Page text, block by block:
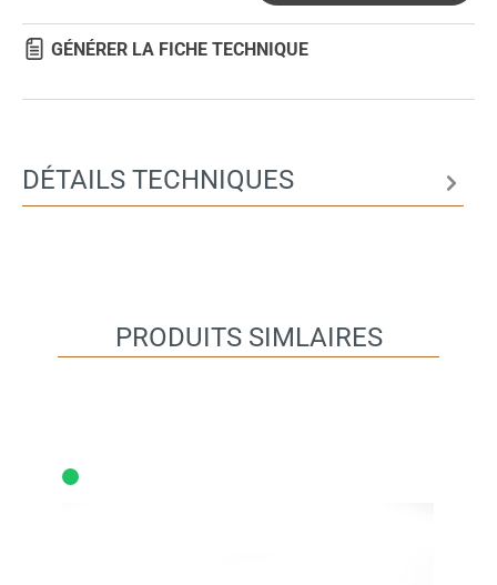
GÉNÉRER LA FICHE TECHNIQUE
DÉTAILS TECHNIQUES
PRODUITS SIMLAIRES